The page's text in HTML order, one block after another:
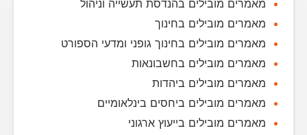
מאמרים מובילים בהנדסת תעשייה וניהול
מאמרים מובילים בחינוך
מאמרים מובילים בחינוך גופני ומדעי הספורט
מאמרים מובילים בחשבונאות
מאמרים מובילים ביהדות
מאמרים מובילים ביחסים בינלאומיים
מאמרים מובילים בייעוץ ארגוני